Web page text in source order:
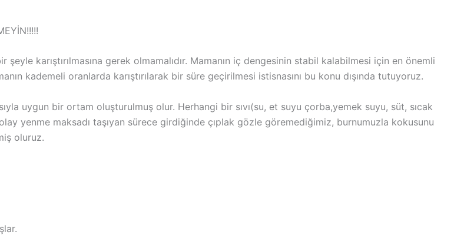
karıştırılmasına gerek olmamalıdır. Mamanın iç dengesinin stabil kalabilmesi için en önemli
kademeli oranlarda karıştırılarak bir süre geçirilmesi istisnasını bu konu dışında tutuyoruz.
uygun bir ortam oluşturulmuş olur. Herhangi bir sıvı(su, et suyu çorba,yemek suyu, süt, sıcak
yenme maksadı taşıyan sürece girdiğinde çıplak gözle göremediğimiz, burnumuzla kokusunu
oluruz.